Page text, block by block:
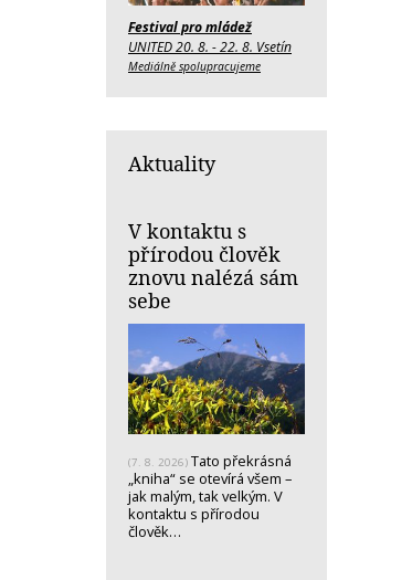
Festival pro mládež
UNITED 20. 8. - 22. 8. Vsetín
Mediálně spolupracujeme
Aktuality
V kontaktu s
přírodou člověk
znovu nalézá sám
sebe
(7. 8. 2026) Tato překrásná
„kniha“ se otevírá všem –
jak malým, tak velkým. V
kontaktu s přírodou
člověk…